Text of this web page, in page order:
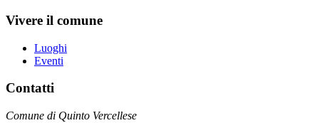
Vivere il comune
Luoghi
Eventi
Contatti
Comune di Quinto Vercellese